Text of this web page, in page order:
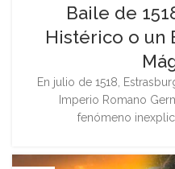
Baile de
Histérico o un
En julio de 1518,
Imperio Romano
fenómeno